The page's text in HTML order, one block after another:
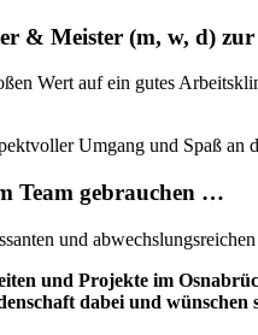
& Meister (m, w, d) zur
Wert auf ein gutes
Umgang und Spaß an
Team gebrauchen …
und
und Projekte im
dabei und